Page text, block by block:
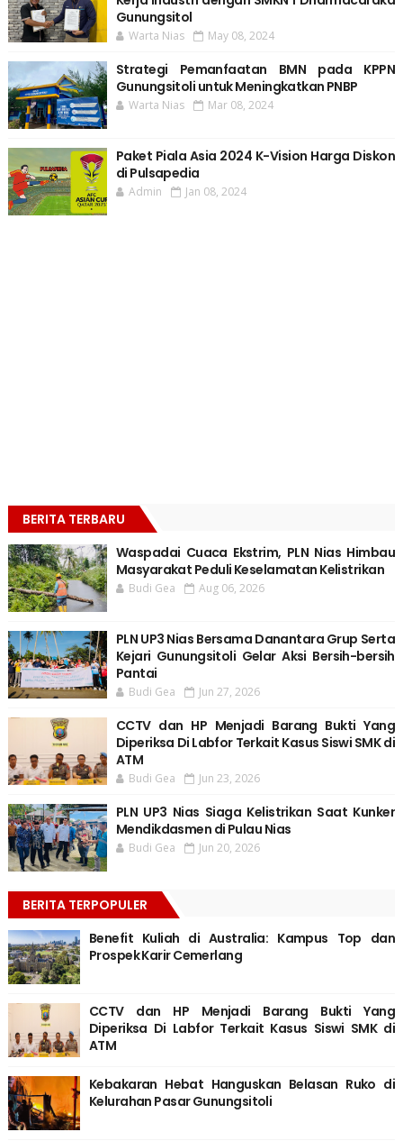
Gunungsitol
Warta Nias May 08, 2024
Strategi Pemanfaatan BMN pada KPPN
Gunungsitoli untuk Meningkatkan PNBP
Warta Nias Mar 08, 2024
Paket Piala Asia 2024 K-Vision Harga Diskon
di Pulsapedia
Admin Jan 08, 2024
BERITA TERBARU
Waspadai Cuaca Ekstrim, PLN Nias Himbau
Masyarakat Peduli Keselamatan Kelistrikan
Budi Gea Aug 06, 2026
PLN UP3 Nias Bersama Danantara Grup Serta
Kejari Gunungsitoli Gelar Aksi Bersih-bersih
Pantai
Budi Gea Jun 27, 2026
CCTV dan HP Menjadi Barang Bukti Yang
Diperiksa Di Labfor Terkait Kasus Siswi SMK di
ATM
Budi Gea Jun 23, 2026
PLN UP3 Nias Siaga Kelistrikan Saat Kunker
Mendikdasmen di Pulau Nias
Budi Gea Jun 20, 2026
BERITA TERPOPULER
Benefit Kuliah di Australia: Kampus Top dan
Prospek Karir Cemerlang
CCTV dan HP Menjadi Barang Bukti Yang
Diperiksa Di Labfor Terkait Kasus Siswi SMK di
ATM
Kebakaran Hebat Hanguskan Belasan Ruko di
Kelurahan Pasar Gunungsitoli